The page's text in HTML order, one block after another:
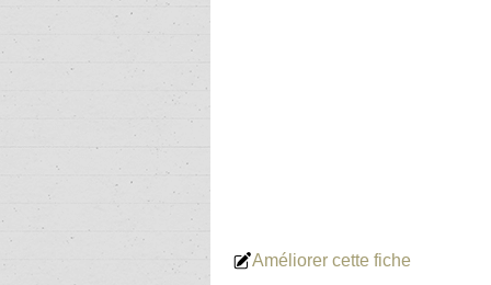
Améliorer cette fiche